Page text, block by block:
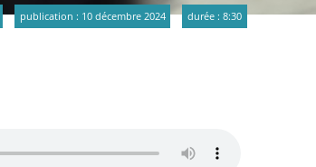
publication : 10 décembre 2024 durée : 8:30